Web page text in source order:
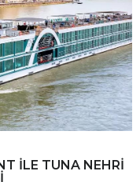
İLE TUNA NEHRİ